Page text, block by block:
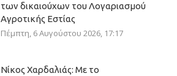
των δικαιούχων του Λογαριασμού
Αγροτικής Εστίας
Πέμπτη, 6 Αυγούστου 2026, 17:17
Νίκος Χαρδαλιάς: Με το